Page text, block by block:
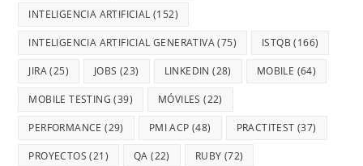
INTELIGENCIA ARTIFICIAL (152)
INTELIGENCIA ARTIFICIAL GENERATIVA(75) ISTQB (166)
JIRA(25) JOBS (23) LINKEDIN (28) MOBILE (64)
MOBILE TESTING (39) MÓVILES (22)
PERFORMANCE (29) PMI ACP (48) PRACTITEST (37)
PROYECTOS (21) QA (22) RUBY (72)